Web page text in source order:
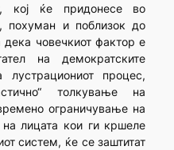
кој ќе придонесе во
похуман и поблизок до
дека човечкиот фактор е
на демократските
процес,
толкување на
ограничување на
лицата кои ги кршеле
систем, ќе се заштитат